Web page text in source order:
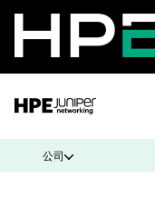
公司